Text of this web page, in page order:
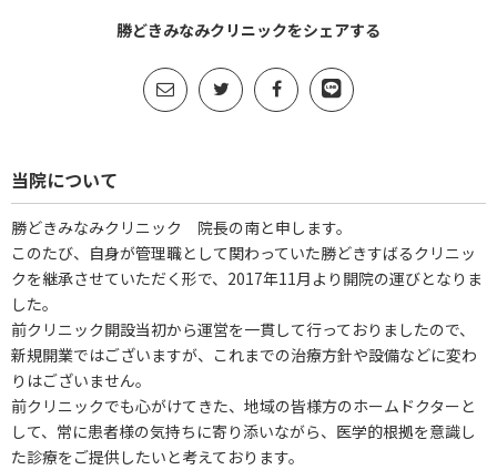
勝どきみなみクリニックをシェアする
当院について
勝どきみなみクリニック 院長の南と申します。
このたび、自身が管理職として関わっていた勝どきすばるクリニッ
クを継承させていただく形で、2017年11月より開院の運びとなりま
した。
前クリニック開設当初から運営を一貫して行っておりましたので、
新規開業ではございますが、これまでの治療方針や設備などに変わ
りはございません。
前クリニックでも心がけてきた、地域の皆様方のホームドクターと
して、常に患者様の気持ちに寄り添いながら、医学的根拠を意識し
た診療をご提供したいと考えております。